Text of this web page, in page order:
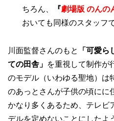
ちろん、
『劇場版 のんの
おいても同様のスタッフ
川面監督さんのもと
「可愛
ての田舎」 を重視して制作が
のモデル（いわゆる聖地）は
のあっとさんが子供の頃にに
かなり多くあるため、テレビ
デルを定めないことにしたよ